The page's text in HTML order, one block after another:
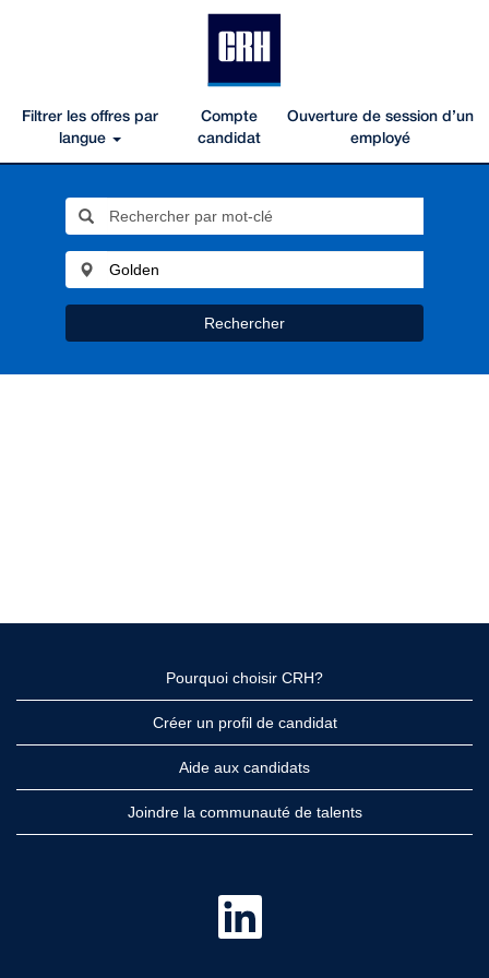
Filtrer les offres par
langue
Compte
candidat
Ouverture de session d’un
employé
Rechercher
Pourquoi choisir CRH?
Créer un profil de candidat
Aide aux candidats
Joindre la communauté de talents
S
u